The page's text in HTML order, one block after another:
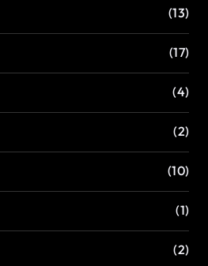
(13)
(17)
(4)
(2)
(10)
(1)
(2)